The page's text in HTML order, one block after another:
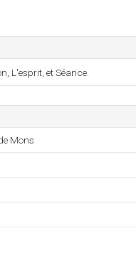
L'esprit, et Séance.
Mons